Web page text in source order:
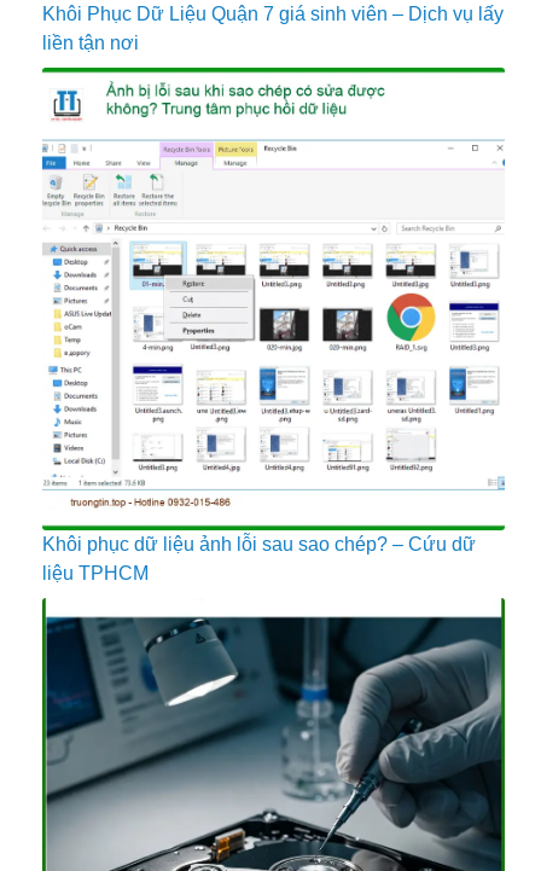
Khôi Phục Dữ Liệu Quận 7 giá sinh viên – Dịch vụ lấy
liền tận nơi
Khôi phục dữ liệu ảnh lỗi sau sao chép? – Cứu dữ
liệu TPHCM